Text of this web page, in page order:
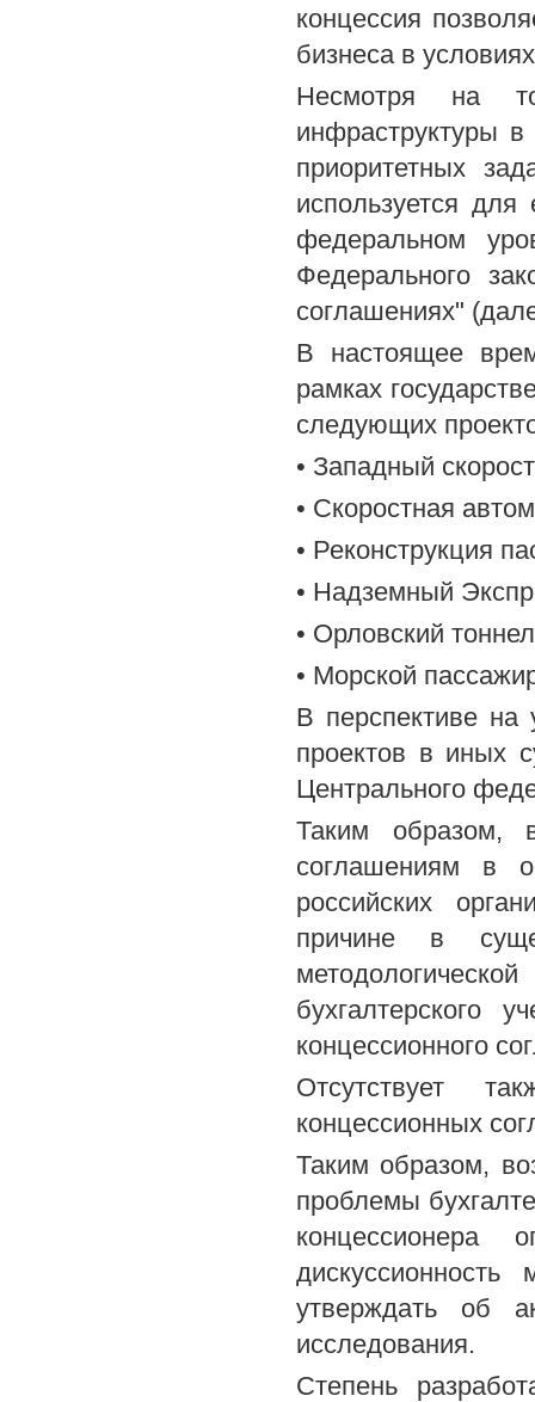
концессия
бизнеса в
Несмотря на
инфраструктуры
приоритетных
используется
федеральном
Федерального
соглашениях"
В настоящее
рамках
следующих
• Западный
• Скоростная
• Реконструкция
• Надземный
• Орловский
• Морской
В перспективе на
проектов в иных
Центрального
Таким образом,
соглашениям в
российских
причине в
бухгалтерского
концессионного
Отсутствует
концессионных
Таким образом,
проблемы
концессионера
утверждать об
исследования.
Степень